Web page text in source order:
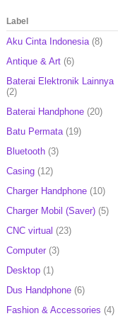
Label
Aku Cinta Indonesia (8)
Antique & Art (6)
Baterai Elektronik Lainnya
(2)
Baterai Handphone (20)
Batu Permata (19)
Bluetooth (3)
Casing (12)
Charger Handphone (10)
Charger Mobil (Saver) (5)
CNC virtual (23)
Computer (3)
Desktop (1)
Dus Handphone (6)
Fashion & Accessories (4)